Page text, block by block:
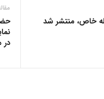
خاص، منتشر شد
در